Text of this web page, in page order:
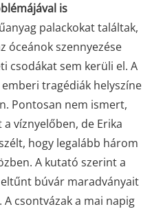
is
palackokat találtak,
óceánok szennyezése
csodákat sem kerüli el. A
tragédiák helyszíne
Pontosan nem ismert,
víznyelőben, de Erika
hogy legalább három
A kutató szerint a
búvár maradványait
csontvázak a mai napig